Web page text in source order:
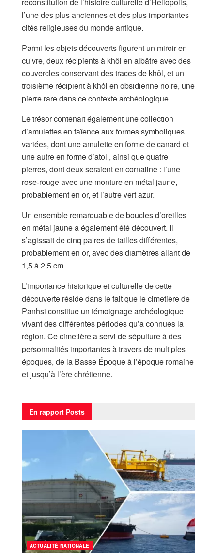
reconstitution de l’histoire culturelle d’Héliopolis,
l’une des plus anciennes et des plus importantes
cités religieuses du monde antique.
Parmi les objets découverts figurent un miroir en
cuivre, deux récipients à khôl en albâtre avec des
couvercles conservant des traces de khôl, et un
troisième récipient à khôl en obsidienne noire, une
pierre rare dans ce contexte archéologique.
Le trésor contenait également une collection
d’amulettes en faïence aux formes symboliques
variées, dont une amulette en forme de canard et
une autre en forme d’atoll, ainsi que quatre
pierres, dont deux seraient en cornaline : l’une
rose-rouge avec une monture en métal jaune,
probablement en or, et l’autre vert azur.
Un ensemble remarquable de boucles d’oreilles
en métal jaune a également été découvert. Il
s’agissait de cinq paires de tailles différentes,
probablement en or, avec des diamètres allant de
1,5 à 2,5 cm.
L’importance historique et culturelle de cette
découverte réside dans le fait que le cimetière de
Panhsi constitue un témoignage archéologique
vivant des différentes périodes qu’a connues la
région. Ce cimetière a servi de sépulture à des
personnalités importantes à travers de multiples
époques, de la Basse Époque à l’époque romaine
et jusqu’à l’ère chrétienne.
En rapport Posts
ACTUALITÉ NATIONALE